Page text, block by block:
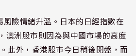
風險情緒升溫。日本的日經指數在
澳洲股市則因為與中國市場的高度
此外，香港股市今日稍後開盤，而